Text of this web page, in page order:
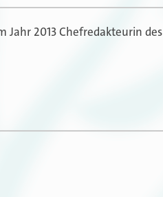
Jahr 2013 Chefredakteurin des